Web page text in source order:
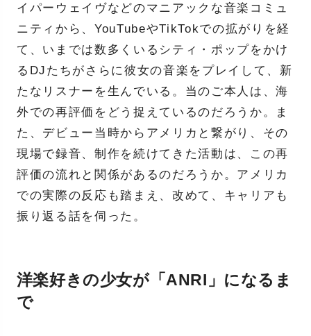
イパーウェイヴなどのマニアックな音楽コミュ
ニティから、YouTubeやTikTokでの拡がりを経
て、いまでは数多くいるシティ・ポップをかけ
るDJたちがさらに彼女の音楽をプレイして、新
たなリスナーを生んでいる。当のご本人は、海
外での再評価をどう捉えているのだろうか。ま
た、デビュー当時からアメリカと繋がり、その
現場で録音、制作を続けてきた活動は、この再
評価の流れと関係があるのだろうか。アメリカ
での実際の反応も踏まえ、改めて、キャリアも
振り返る話を伺った。
洋楽好きの少女が「ANRI」になるま
で